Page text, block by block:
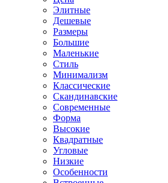
Элитные
Дешевые
Размеры
Большие
Маленькие
Стиль
Минимализм
Классические
Скандинавские
Современные
Форма
Высокие
Квадратные
Угловые
Низкие
Особенности